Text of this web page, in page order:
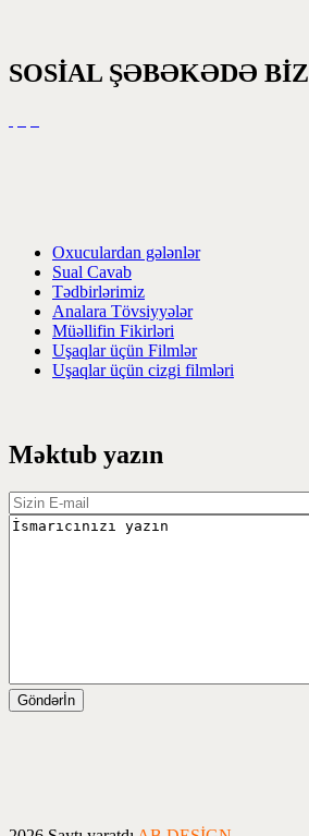
SOSİAL ŞƏBƏKƏDƏ BİZ
Oxuculardan gələnlər
Sual Cavab
Tədbirlərimiz
Analara Tövsiyyələr
Müəllifin Fikirləri
Uşaqlar üçün Filmlər
Uşaqlar üçün cizgi filmləri
Məktub yazın